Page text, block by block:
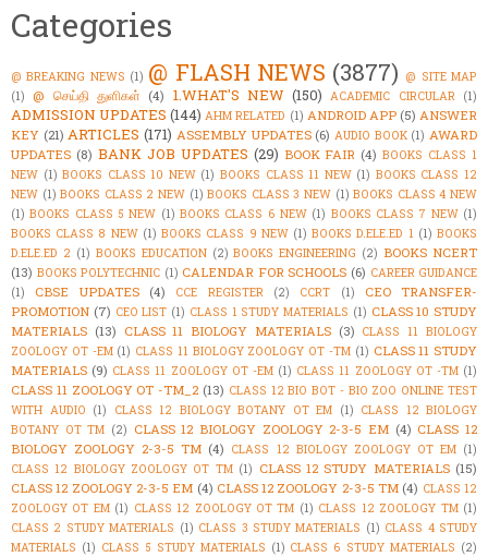
Categories
@ BREAKING NEWS (1) @ FLASH NEWS (3877) @ SITE MAP
(1) @ செய்தி துளிகள் (4) 1.WHAT'S NEW (150) ACADEMIC CIRCULAR (1)
ADMISSION UPDATES (144) AHM RELATED (1) ANDROID APP (5) ANSWER
KEY (21) ARTICLES (171) ASSEMBLY UPDATES (6) AUDIO BOOK (1) AWARD
UPDATES (8) BANK JOB UPDATES (29) BOOK FAIR (4) BOOKS CLASS 1
NEW (1) BOOKS CLASS 10 NEW (1) BOOKS CLASS 11 NEW (1) BOOKS CLASS 12
NEW (1) BOOKS CLASS 2 NEW (1) BOOKS CLASS 3 NEW (1) BOOKS CLASS 4 NEW
(1) BOOKS CLASS 5 NEW (1) BOOKS CLASS 6 NEW (1) BOOKS CLASS 7 NEW (1)
BOOKS CLASS 8 NEW (1) BOOKS CLASS 9 NEW (1) BOOKS D.ELE.ED 1 (1) BOOKS
D.ELE.ED 2 (1) BOOKS EDUCATION (2) BOOKS ENGINEERING (2) BOOKS NCERT
(13) BOOKS POLYTECHNIC (1) CALENDAR FOR SCHOOLS (6) CAREER GUIDANCE
(1)
CBSE UPDATES (4) CCE REGISTER (2) CCRT (1)
CEO TRANSFER-
PROMOTION (7) CEO LIST (1) CLASS 1 STUDY MATERIALS (1) CLASS 10 STUDY
MATERIALS (13) CLASS 11 BIOLOGY MATERIALS (3) CLASS 11 BIOLOGY
ZOOLOGY OT -EM (1) CLASS 11 BIOLOGY ZOOLOGY OT -TM (1) CLASS 11 STUDY
MATERIALS (9) CLASS 11 ZOOLOGY OT -EM (1) CLASS 11 ZOOLOGY OT -TM (1)
CLASS 11 ZOOLOGY OT -TM_2 (13) CLASS 12 BIO BOT - BIO ZOO ONLINE TEST
WITH AUDIO (1) CLASS 12 BIOLOGY BOTANY OT EM (1) CLASS 12 BIOLOGY
BOTANY OT TM (2) CLASS 12 BIOLOGY ZOOLOGY 2-3-5 EM (4) CLASS 12
BIOLOGY ZOOLOGY 2-3-5 TM (4) CLASS 12 BIOLOGY ZOOLOGY OT EM (1)
CLASS 12 BIOLOGY ZOOLOGY OT TM (1) CLASS 12 STUDY MATERIALS (15)
CLASS 12 ZOOLOGY 2-3-5 EM (4) CLASS 12 ZOOLOGY 2-3-5 TM (4) CLASS 12
ZOOLOGY OT EM (1) CLASS 12 ZOOLOGY OT TM (1) CLASS 12 ZOOLOGY TM (1)
CLASS 2 STUDY MATERIALS (1) CLASS 3 STUDY MATERIALS (1) CLASS 4 STUDY
MATERIALS (1) CLASS 5 STUDY MATERIALS (1) CLASS 6 STUDY MATERIALS (2)